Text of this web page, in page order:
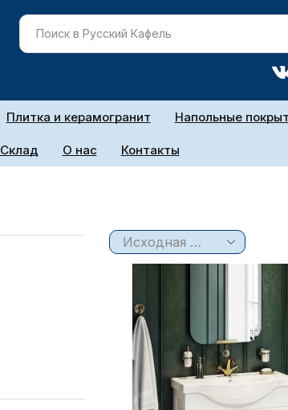
Плитка и керамогранит Напольные
Склад О нас Контакты